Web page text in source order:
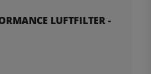
LUFTFILTER -